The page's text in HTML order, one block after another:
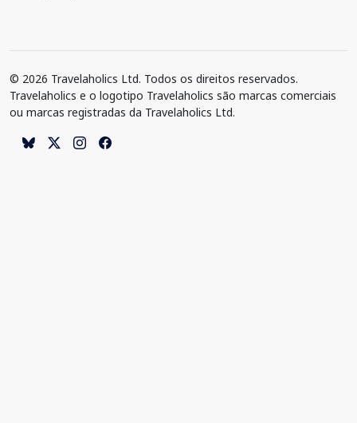
© 2026 Travelaholics Ltd. Todos os direitos reservados.
Travelaholics e o logotipo Travelaholics são marcas comerciais
ou marcas registradas da Travelaholics Ltd.